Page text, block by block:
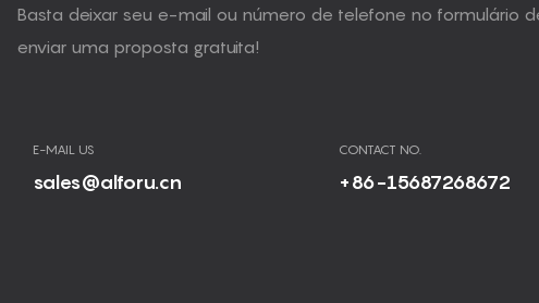
Basta deixar seu e-mail ou número de telefone no formulário
enviar uma proposta gratuita!
E-MAIL US
sales@alforu.cn
CONTACT NO.
+86-15687268672